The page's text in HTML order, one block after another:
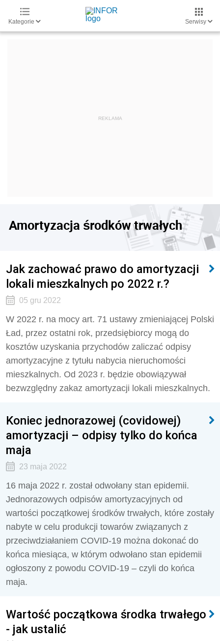
Kategorie Serwisy
Amortyzacja środków trwałych
Jak zachować prawo do amortyzacji
lokali mieszkalnych po 2022 r.?
05 gru 2022
W 2022 r. na mocy art. 71 ustawy zmieniającej Polski
Ład, przez ostatni rok, przedsiębiorcy mogą do
kosztów uzyskania przychodów zaliczać odpisy
amortyzacyjne z tytułu nabycia nieruchomości
mieszkalnych. Od 2023 r. będzie obowiązywał
bezwzględny zakaz amortyzacji lokali mieszkalnych.
Koniec jednorazowej (covidowej)
amortyzacji – odpisy tylko do końca
maja
23 maja 2022
16 maja 2022 r. został odwołany stan epidemii.
Jednorazowych odpisów amortyzacyjnych od
wartości początkowej środków trwałych, które zostały
nabyte w celu produkcji towarów związanych z
przeciwdziałaniem COVID-19 można dokonać do
końca miesiąca, w którym odwołano stan epidemii
ogłoszony z powodu COVID-19 – czyli do końca
maja.
Wartość początkowa środka trwałego
- jak ustalić